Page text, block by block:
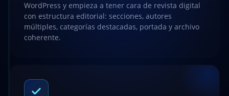
WordPress y empieza a tener cara de revista digital
con estructura editorial: secciones, autores
múltiples, categorías destacadas, portada y archivo
coherente.